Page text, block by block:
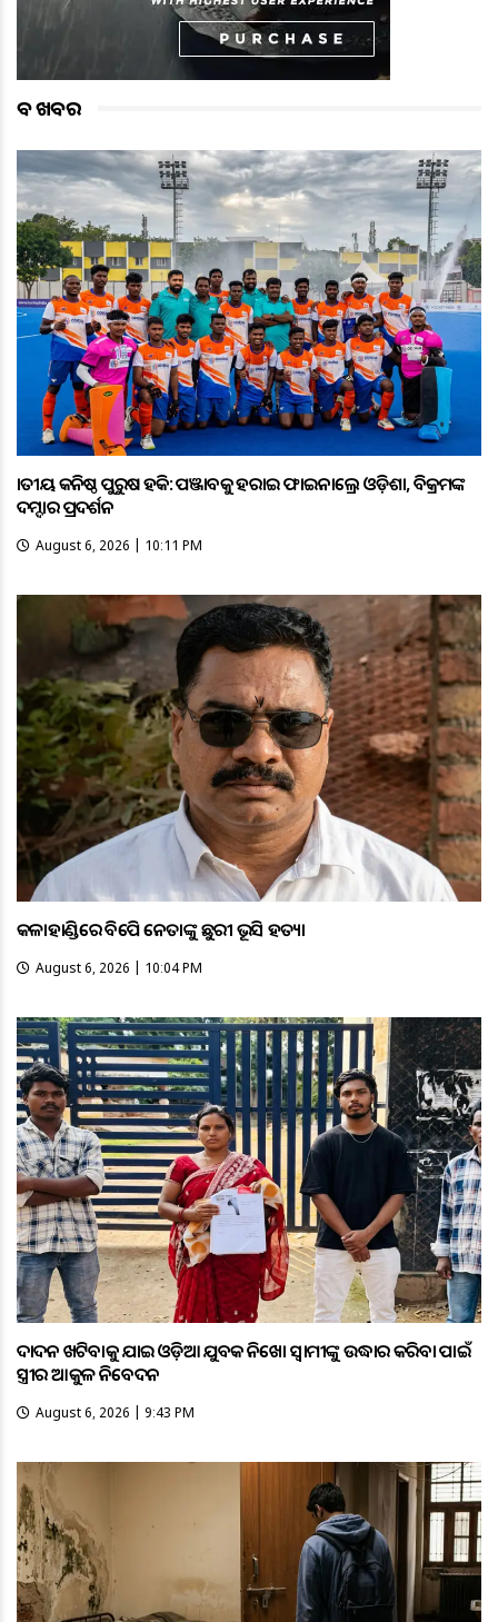
ବଡ ଖବର
ଜାତୀୟ କନିଷ୍ଠ ପୁରୁଷ ହକି: ପଞ୍ଜାବକୁ ହରାଇ ଫାଇନାଲ୍ରେ ଓଡ଼ିଶା, ବିକ୍ରମଙ୍କ
ଦମ୍ଦାର ପ୍ରଦର୍ଶନ
August 6, 2026 | 10:11 PM
କଳାହାଣ୍ଡିରେ ବିଜେପି ନେତାଙ୍କୁ ଛୁରୀ ଭୂସି ହତ୍ୟା
August 6, 2026 | 10:04 PM
ଦାଦନ ଖଟିବାକୁ ଯାଇ ଓଡ଼ିଆ ଯୁବକ ନିଖୋଜ ସ୍ବାମୀଙ୍କୁ ଉଦ୍ଧାର କରିବା ପାଇଁ
ସ୍ତ୍ରୀର ଆକୁଳ ନିବେଦନ
August 6, 2026 | 9:43 PM